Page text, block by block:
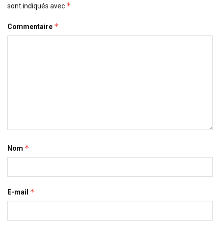
sont indiqués avec *
Commentaire *
Nom *
E-mail *